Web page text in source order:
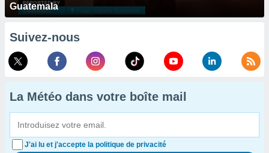
Guatemala
Suivez-nous
La Météo dans votre boîte mail
J'ai lu et j'accepte la politique de privacité